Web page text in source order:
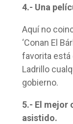
4.- Una
Aquí no
‘Conan El
favorita está
Ladrillo
gobierno.
5.- El mejor
asistido.